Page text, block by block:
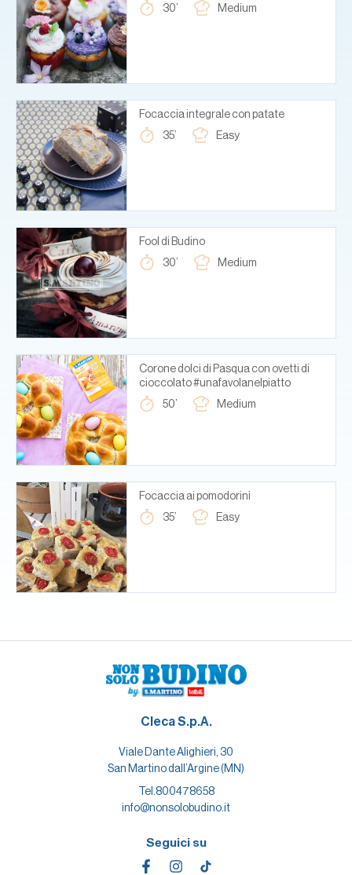
30’
Medium
Focaccia integrale con patate
35’
Easy
Fool di Budino
30’
Medium
Corone dolci di Pasqua con ovetti di
cioccolato #unafavolanelpiatto
50’
Medium
Focaccia ai pomodorini
35’
Easy
Cleca S.p.A.
Viale Dante Alighieri, 30
San Martino dall’Argine (MN)
Tel. 800478658
info@nonsolobudino.it
Seguici su